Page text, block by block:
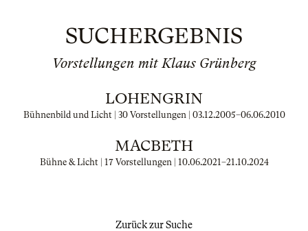
SUCHERGEBNIS
Vorstellungen mit Klaus Grünberg
LOHENGRIN
Bühnenbild und Licht | 30 Vorstellungen | 03.12.2005–06.06.2010
MACBETH
Bühne & Licht | 17 Vorstellungen | 10.06.2021–21.10.2024
Zurück zur Suche